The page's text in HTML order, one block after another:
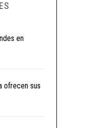
en
ofrecen sus